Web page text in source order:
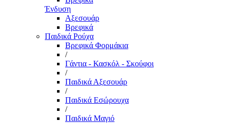
Ένδυση
Αξεσουάρ
Βρεφικά
Παιδικά Ρούχα
Βρεφικά Φορμάκια
/
Γάντια - Κασκόλ - Σκούφοι
/
Παιδικά Αξεσουάρ
/
Παιδικά Εσώρουχα
/
Παιδικά Μαγιό